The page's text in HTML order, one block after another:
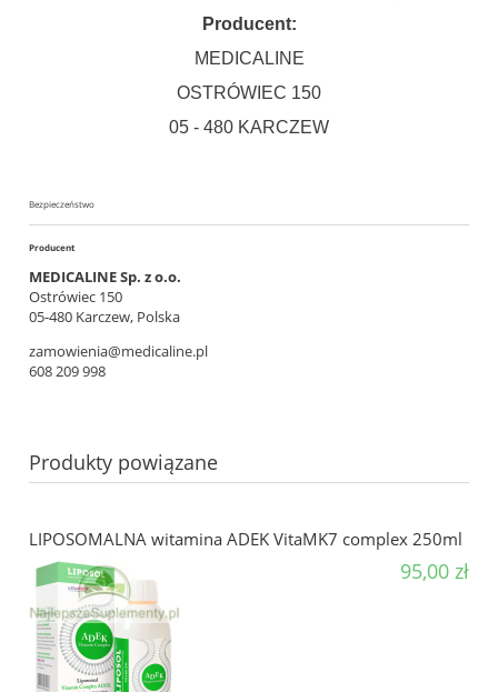
Producent:
MEDICALINE
OSTRÓWIEC 150
05 - 480 KARCZEW
Bezpieczeństwo
Producent
MEDICALINE Sp. z o.o.
Ostrówiec 150
05-480 Karczew, Polska
zamowienia@medicaline.pl
608 209 998
Produkty powiązane
LIPOSOMALNA witamina ADEK VitaMK7 complex 250ml
95,00 zł